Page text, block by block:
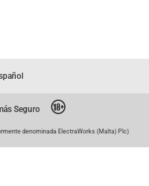
Seguro
denominada ElectraWorks (Malta) Plc)